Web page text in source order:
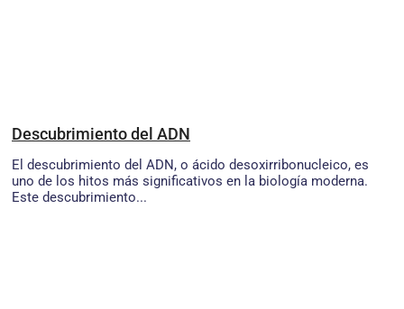
Descubrimiento del ADN
El descubrimiento del ADN, o ácido desoxirribonucleico, es
uno de los hitos más significativos en la biología moderna.
Este descubrimiento...